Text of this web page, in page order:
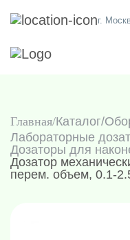
г.
Главная Каталог/
Лабораторные
Дозаторы для
Дозатор
перем. объем, 0.1-